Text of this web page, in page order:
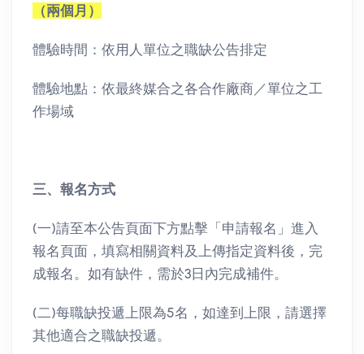
（兩個月）
體驗時間：依用人單位之職缺公告排定
體驗地點：依最終媒合之各合作廠商／單位之工
作場域
三、報名方式
(一)請至本公告頁面下方點擊「申請報名」進入
報名頁面，填寫相關資料及上傳指定資料後，完
成報名。如有缺件，需於3日內完成補件。
(二)每職缺投遞上限為5名，如達到上限，請選擇
其他適合之職缺投遞。